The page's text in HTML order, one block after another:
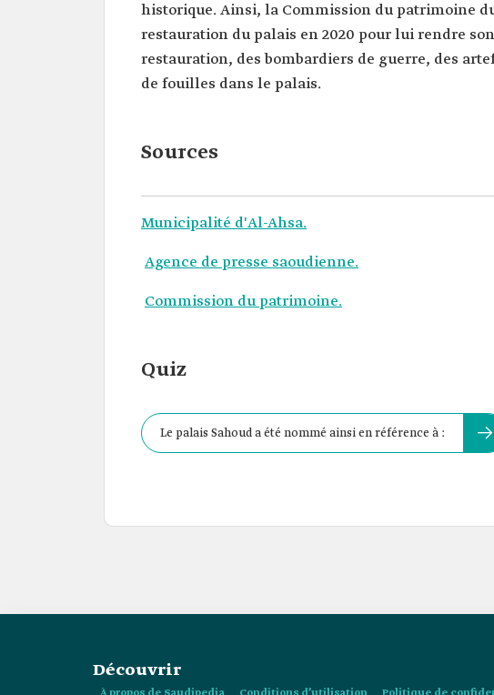
historique. Ainsi, la Commission du patrimoine
restauration du palais en 2020 pour lui rendre
restauration, des bombardiers de guerre, des
de fouilles dans le palais.
Sources
Municipalité d'Al-Ahsa.
Agence de presse saoudienne.
Commission du patrimoine.
Quiz
Le palais Sahoud a été nommé ainsi en référence à :
Découvrir